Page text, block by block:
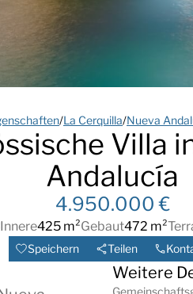
/La Cerquilla/Nueva
Villa
Andalucía
4.950.000 €
Innere425 m²Gebaut472 m²
Speichern Teilen
Weitere